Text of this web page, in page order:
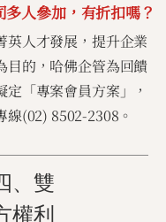
多人參加，有折扣嗎？
英人才發展，提升企業
目的，哈佛企管為回饋
定「專案會員方案」，
線(02) 8502-2308 。
、雙
權利